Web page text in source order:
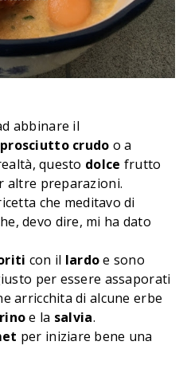
abbinare il
prosciutto crudo o a
questo dolce frutto
altre preparazioni.
che meditavo di
devo dire, mi ha dato
con il lardoe sono
per essere assaporati
arricchita di alcune erbe
e la salvia.
per iniziare bene una